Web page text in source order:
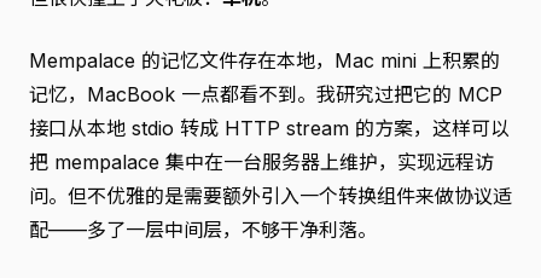
Mempalace 的记忆文件存在本地，Mac mini 上积累的
记忆，MacBook 一点都看不到。我研究过把它的 MCP
接口从本地 stdio 转成 HTTP stream 的方案，这样可以
把 mempalace 集中在一台服务器上维护，实现远程访
问。但不优雅的是需要额外引入一个转换组件来做协议适
配——多了一层中间层，不够干净利落。